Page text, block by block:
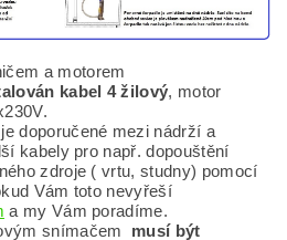
a motorem
kabel 4 žilový, motor
doporučené mezi nádrží a
kabely pro např. dopouštění
zdroje ( vrtu, studny) pomocí
Vám toto nevyřeší
a my Vám poradíme.
snímačem musí být